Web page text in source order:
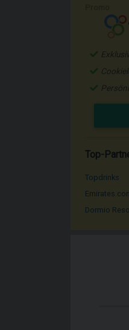
Top-
Topdrinks
Dormio